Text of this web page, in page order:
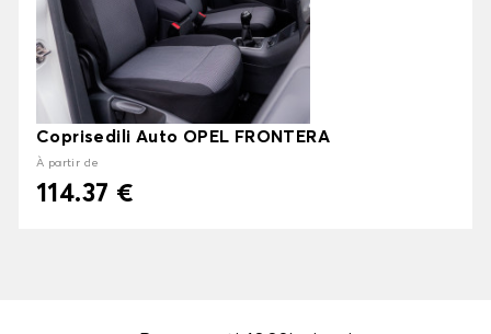
Coprisedili Auto OPEL FRONTERA
À partir de
114.37 €